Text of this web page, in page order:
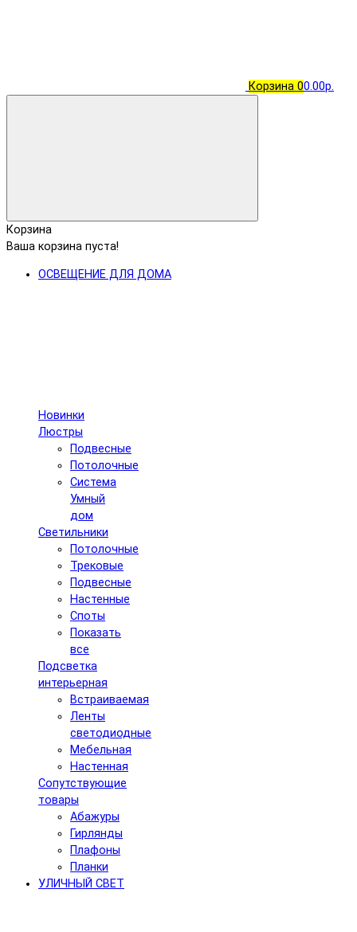
Корзина 00.00р.
Корзина
Ваша корзина пуста!
ОСВЕЩЕНИЕ ДЛЯ ДОМА
Новинки
Люстры
Подвесные
Потолочные
Система
Умный
дом
Светильники
Потолочные
Трековые
Подвесные
Настенные
Споты
Показать
все
Подсветка
интерьерная
Встраиваемая
Ленты
светодиодные
Мебельная
Настенная
Сопутствующие
товары
Абажуры
Гирлянды
Плафоны
Планки
УЛИЧНЫЙ СВЕТ